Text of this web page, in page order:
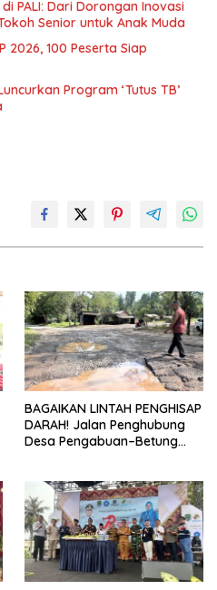
PALI: Dari Dorongan Inovasi
Senior untuk Anak Muda
2026, 100 Peserta Siap
Program ‘Tutus TB’
BAGAIKAN LINTAH PENGHISAP
DARAH! Jalan Penghubung
Desa Pengabuan–Betung
Kerok